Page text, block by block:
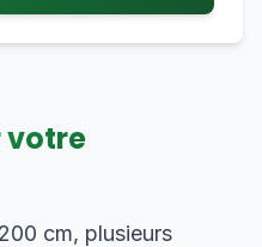
votre
cm, plusieurs